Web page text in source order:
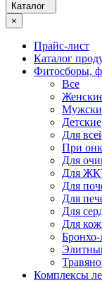
Каталог
×
Прайс-лист
Каталог
Фитосборы,
Все
Детские
Для
При
Для
Для
Для
Для
Для
Для
Комплексы